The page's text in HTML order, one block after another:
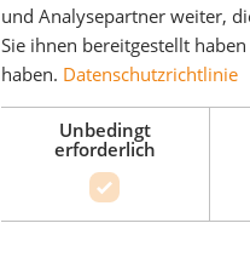
und Analysepartner weiter,
Sie ihnen bereitgestellt
haben. Datenschutzrichtlinie
Unbedingt
erforderlich